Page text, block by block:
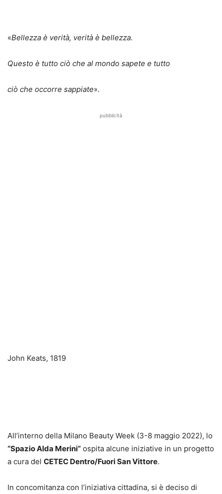
«Bellezza è verità, verità è bellezza.
Questo è tutto ciò che al mondo sapete e tutto
ciò che occorre sappiate».
pubblicità
John Keats, 1819
All’interno della Milano Beauty Week (3-8 maggio 2022), lo
“Spazio Alda Merini” ospita alcune iniziative in un progetto
a cura del CETEC Dentro/Fuori San Vittore.
In concomitanza con l’iniziativa cittadina, si è deciso di